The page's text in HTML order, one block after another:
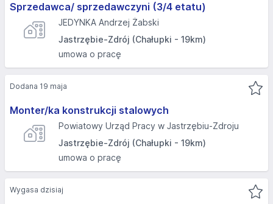
Sprzedawca/ sprzedawczyni (3/4 etatu)
JEDYNKA Andrzej Żabski
Jastrzębie-Zdrój (Chałupki - 19km)
umowa o pracę
Monter/ka konstrukcji stalowych
Powiatowy Urząd Pracy w Jastrzębiu-Zdroju
Jastrzębie-Zdrój (Chałupki - 19km)
umowa o pracę
Dodana 19 maja
Wygasa dzisiaj